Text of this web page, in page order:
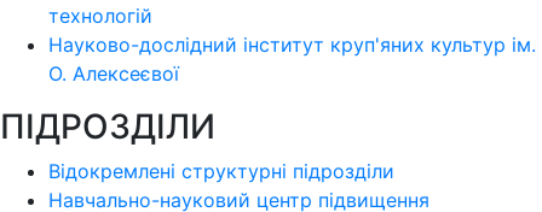
технологій
Науково-дослідний інститут круп'яних культур ім.
О. Алексеєвої
ПІДРОЗДІЛИ
Відокремлені структурні підрозділи
Навчально-науковий центр підвищення